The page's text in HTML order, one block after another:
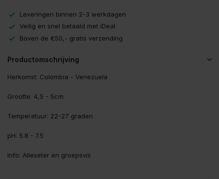
Leveringen binnen 2-3 werkdagen
Veilig en snel betaald met iDeal
Boven de €50,- gratis verzending
Productomschrijving
Herkomst: Colombia - Venezuela
Grootte: 4,5 - 5cm
Temperatuur: 22-27 graden
pH: 5.8 - 7.5
Info: Alleseter en groepsvis